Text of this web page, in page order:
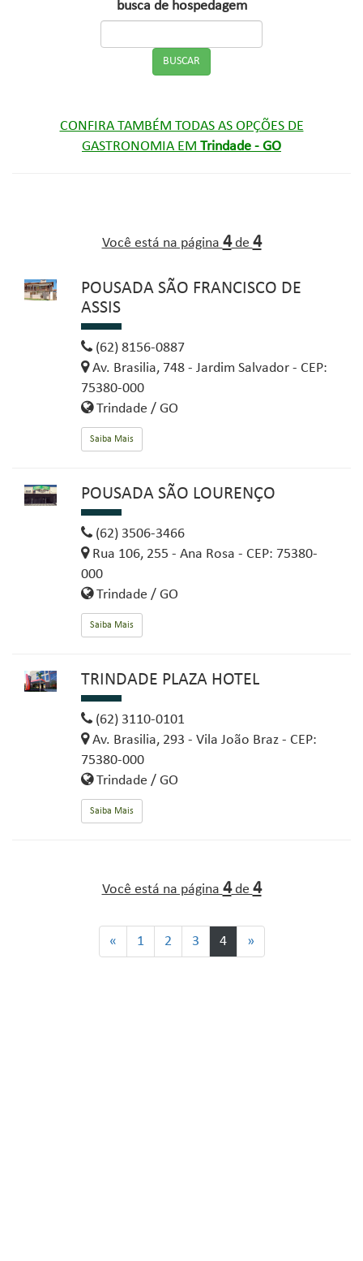
busca de hospedagem
CONFIRA TAMBÉM TODAS AS OPÇÕES DE
GASTRONOMIA EM Trindade - GO
Você está na página 4de 4
POUSADA SÃO FRANCISCO DE
ASSIS
(62) 8156-0887
Av. Brasilia, 748 - Jardim Salvador - CEP:
75380-000
Trindade / GO
Saiba Mais
POUSADA SÃO LOURENÇO
(62) 3506-3466
Rua 106, 255 - Ana Rosa - CEP: 75380-
000
Trindade / GO
Saiba Mais
TRINDADE PLAZA HOTEL
(62) 3110-0101
Av. Brasilia, 293 - Vila João Braz - CEP:
75380-000
Trindade / GO
Saiba Mais
Você está na página 4de 4
« 1 2 3 4 »